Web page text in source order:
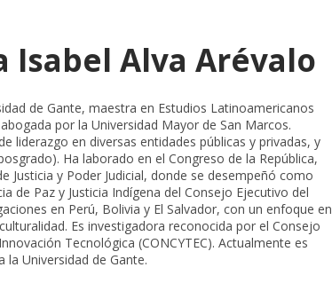
Isabel Alva Arévalo
de Gante, maestra en Estudios Latinoamericanos
por la Universidad Mayor de San Marcos.
liderazgo en diversas entidades públicas y privadas, y
Ha laborado en el Congreso de la República,
Justicia y Poder Judicial, donde se desempeñó como
de Paz y Justicia Indígena del Consejo Ejecutivo del
en Perú, Bolivia y El Salvador, con un enfoque en
Es investigadora reconocida por el Consejo
Tecnológica (CONCYTEC). Actualmente es
Universidad de Gante.